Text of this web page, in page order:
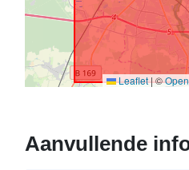
Leaflet|©
Aanvullende